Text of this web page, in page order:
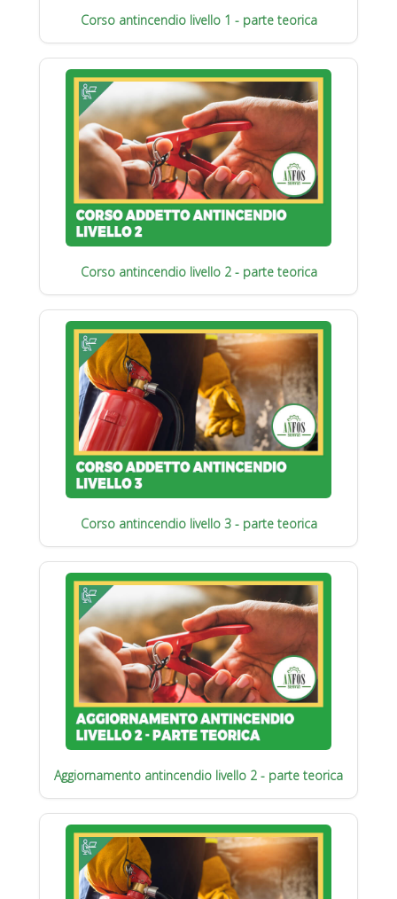
Corso antincendio livello 1 - parte teorica
Corso antincendio livello 2 - parte teorica
Corso antincendio livello 3 - parte teorica
Aggiornamento antincendio livello 2 - parte teorica